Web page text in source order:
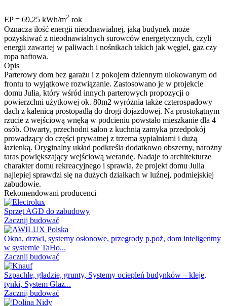
EP = 69,25 kWh/m2 rok
Oznacza ilość energii nieodnawialnej, jaką budynek może
pozyskiwać z nieodnawialnych surowców energetycznych, czyli
energii zawartej w paliwach i nośnikach takich jak węgiel, gaz czy
ropa naftowa.
Opis
Parterowy dom bez garażu i z pokojem dziennym ulokowanym od
frontu to wyjątkowe rozwiązanie. Zastosowano je w projekcie
domu Julia, który wśród innych parterowych propozycji o
powierzchni użytkowej ok. 80m2 wyróżnia także czterospadowy
dach z kalenicą prostopadłą do drogi dojazdowej. Na prostokątnym
rzucie z wejściową wnęką w podcieniu powstało mieszkanie dla 4
osób. Otwarty, przechodni salon z kuchnią zamyka przedpokój
prowadzący do części prywatnej z trzema sypialniami i dużą
łazienką. Oryginalny układ podkreśla dodatkowo obszerny, narożny
taras powiększający wejściową werandę. Nadaje to architekturze
charakter domu rekreacyjnego i sprawia, że projekt domu Julia
najlepiej sprawdzi się na dużych działkach w luźnej, podmiejskiej
zabudowie.
Rekomendowani producenci
Sprzęt AGD do zabudowy
Zacznij budować
Okna, drzwi, systemy osłonowe, przegrody p.poż, dom inteligentny
w systemie TaHo...
Zacznij budować
Szpachle, gładzie, grunty, Systemy ociepleń budynków – kleje,
tynki, System Glaz...
Zacznij budować